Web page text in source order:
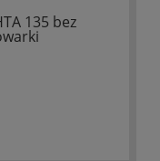
135 bez